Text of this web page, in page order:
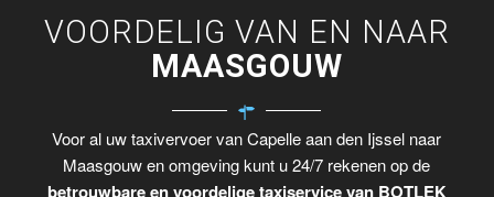
VOORDELIG VAN EN NAAR
MAASGOUW
Voor al uw taxivervoer van Capelle aan den Ijssel naar
Maasgouw en omgeving kunt u 24/7 rekenen op de
betrouwbare en voordelige taxiservice van BOTLEK